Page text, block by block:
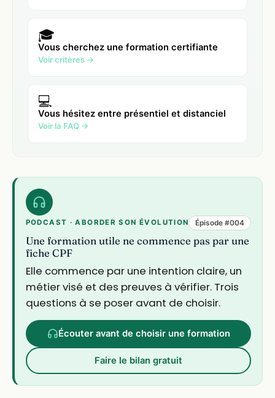
🎓
Vous cherchez une formation certifiante
Voir critères →
💻
Vous hésitez entre présentiel et distanciel
Voir la FAQ →
PODCAST · ABORDER SON ÉVOLUTION Épisode #004
Une formation utile ne commence pas par une
fiche CPF
Elle commence par une intention claire, un
métier visé et des preuves à vérifier. Trois
questions à se poser avant de choisir.
Écouter avant de choisir une formation
Faire le bilan gratuit